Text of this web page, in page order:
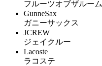
フルーツオブザルーム
GunneSax
ガニーサックス
JCREW
ジェイクルー
Lacoste
ラコステ